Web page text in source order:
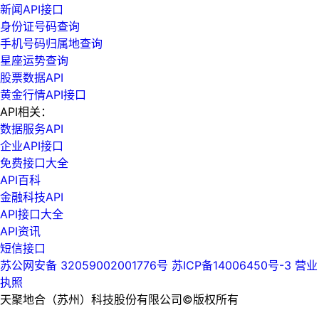
新闻API接口
身份证号码查询
手机号码归属地查询
星座运势查询
股票数据API
黄金行情API接口
API相关：
数据服务API
企业API接口
免费接口大全
API百科
金融科技API
API接口大全
API资讯
短信接口
苏公网安备 32059002001776号 苏ICP备14006450号-3 营业
执照
天聚地合（苏州）科技股份有限公司©版权所有